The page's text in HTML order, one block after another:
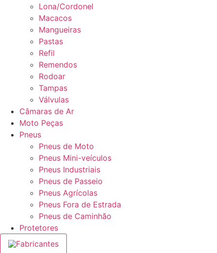
Lona/Cordonel
Macacos
Mangueiras
Pastas
Refil
Remendos
Rodoar
Tampas
Válvulas
Câmaras de Ar
Moto Peças
Pneus
Pneus de Moto
Pneus Mini-veículos
Pneus Industriais
Pneus de Passeio
Pneus Agrícolas
Pneus Fora de Estrada
Pneus de Caminhão
Protetores
Fabricantes